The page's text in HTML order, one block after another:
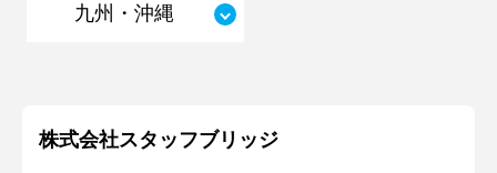
九州・沖縄
株式会社スタッフブリッジ